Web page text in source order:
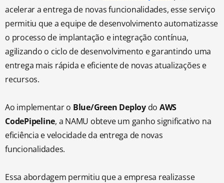
acelerar a entrega de novas funcionalidades, esse serviço
permitiu que a equipe de desenvolvimento automatizasse
o processo de implantação e integração contínua,
agilizando o ciclo de desenvolvimento e garantindo uma
entrega mais rápida e eficiente de novas atualizações e
recursos.
Ao implementar o Blue/Green Deploydo AWS
CodePipeline, a NAMU obteve um ganho significativo na
eficiência e velocidade da entrega de novas
funcionalidades.
Essa abordagem permitiu que a empresa realizasse